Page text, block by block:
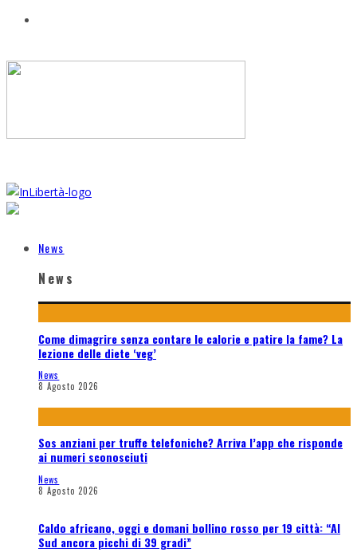
News
News
Come dimagrire senza contare le calorie e patire la fame? La
lezione delle diete ‘veg’
News
8 Agosto 2026
Sos anziani per truffe telefoniche? Arriva l’app che risponde
ai numeri sconosciuti
News
8 Agosto 2026
Caldo africano, oggi e domani bollino rosso per 19 città: “Al
Sud ancora picchi di 39 gradi”